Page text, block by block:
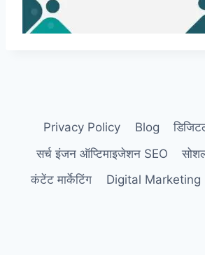
Privacy Policy Blog
सर्च इंजन ऑप्टिमाइजेशन SEO
कंटेंट मार्केटिंग
Digital Marketing